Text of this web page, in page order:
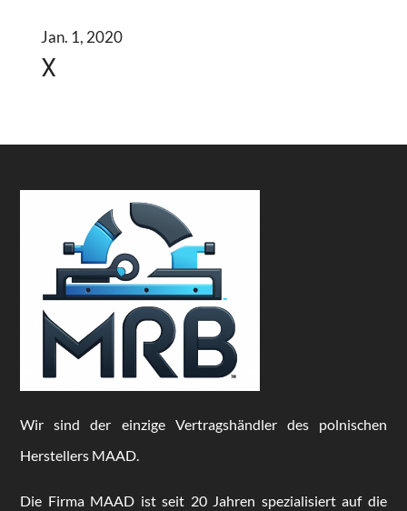
Jan. 1, 2020
X
Wir sind der einzige Vertragshändler des polnischen
Herstellers MAAD.
Die Firma MAAD ist seit 20 Jahren spezialisiert auf die